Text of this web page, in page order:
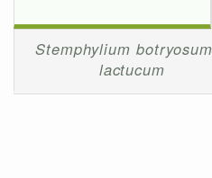
Stemphylium botryosum
lactucum